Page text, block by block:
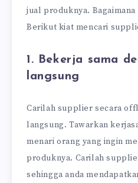
jual produknya. Bagaimana
Berikut kiat mencari
1. Bekerja sama
langsung
Carilah supplier secara
langsung. Tawarkan
menari orang yang ingin
produknya. Carilah
sehingga anda